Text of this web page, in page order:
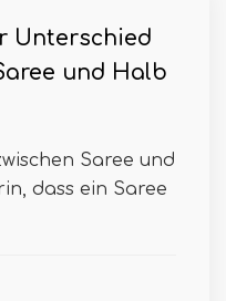
Unterschied
und Halb
Saree und
dass ein Saree